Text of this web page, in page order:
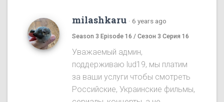
milashkaru · 6 years ago
Season 3 Episode 16 / Сезон 3 Серия 16
Уважаемый админ,
поддерживаю lud19, мы платим
за ваши услуги чтобы смотреть
Российские, Украинские фильмы,